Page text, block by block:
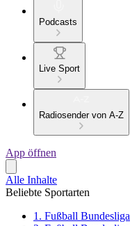
Podcasts
Live Sport
Radiosender von A-Z
App öffnen
Alle Inhalte
Beliebte Sportarten
1. Fußball Bundesliga